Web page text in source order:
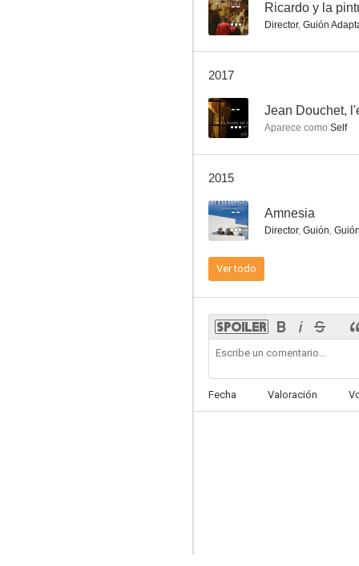
-- Ricardo y la
Director, Guión
2017
-- Jean Douchet,
Aparece como Self
2015
-- Amnesia
Director, Guión,
Ver todo
Fecha Valoración